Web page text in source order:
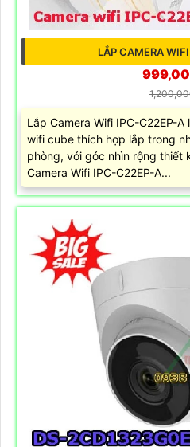
LẮP CAMERA
Lắp Camera Wifi IPC-C22EP-
wifi cube thích hợp lắp trong
phòng, với góc nhìn rộng thiết
Camera Wifi IPC-C22EP-A...